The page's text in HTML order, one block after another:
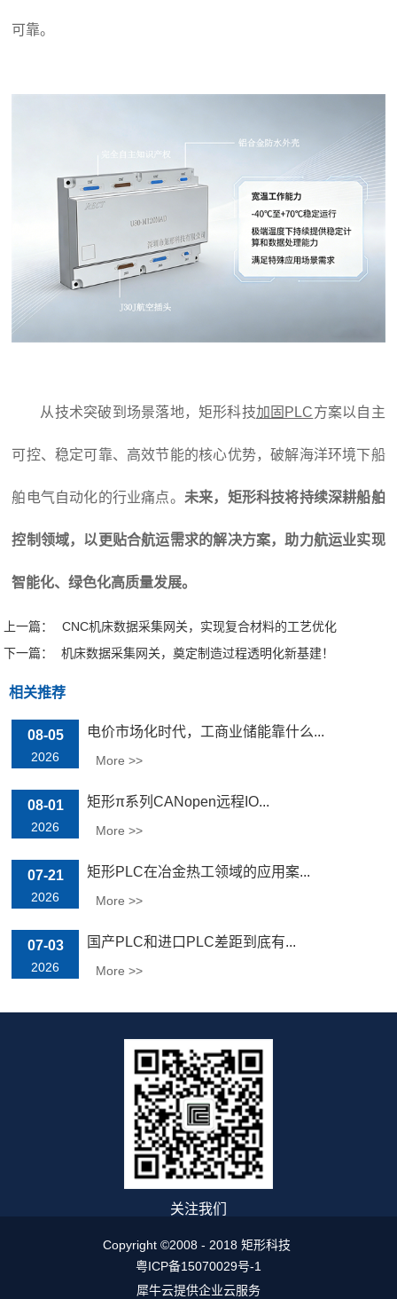
可靠。
从技术突破到场景落地，矩形科技加固PLC方案以自主
可控、稳定可靠、高效节能的核心优势，破解海洋环境下船
舶电气自动化的行业痛点。 未来，矩形科技将持续深耕船舶
控制领域，以更贴合航运需求的解决方案，助力航运业实现
智能化、绿色化高质量发展。
上一篇：
CNC机床数据采集网关，实现复合材料的工艺优化
下一篇：
机床数据采集网关，奠定制造过程透明化新基建！
相关推荐
08-05
2026
电价市场化时代，工商业储能靠什么...
More >>
08-01
2026
矩形π系列CANopen远程IO...
More >>
07-21
2026
矩形PLC在冶金热工领域的应用案...
More >>
07-03
2026
国产PLC和进口PLC差距到底有...
More >>
关注我们
Copyright ©2008 - 2018 矩形科技
粤ICP备15070029号-1
犀牛云提供企业云服务